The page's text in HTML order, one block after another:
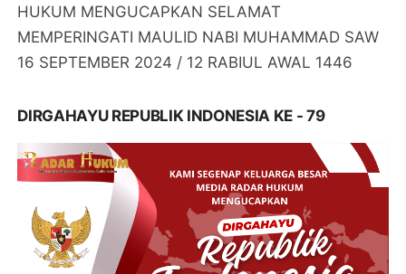
HUKUM MENGUCAPKAN SELAMAT
MEMPERINGATI MAULID NABI MUHAMMAD SAW
16 SEPTEMBER 2024 / 12 RABIUL AWAL 1446
DIRGAHAYU REPUBLIK INDONESIA KE - 79